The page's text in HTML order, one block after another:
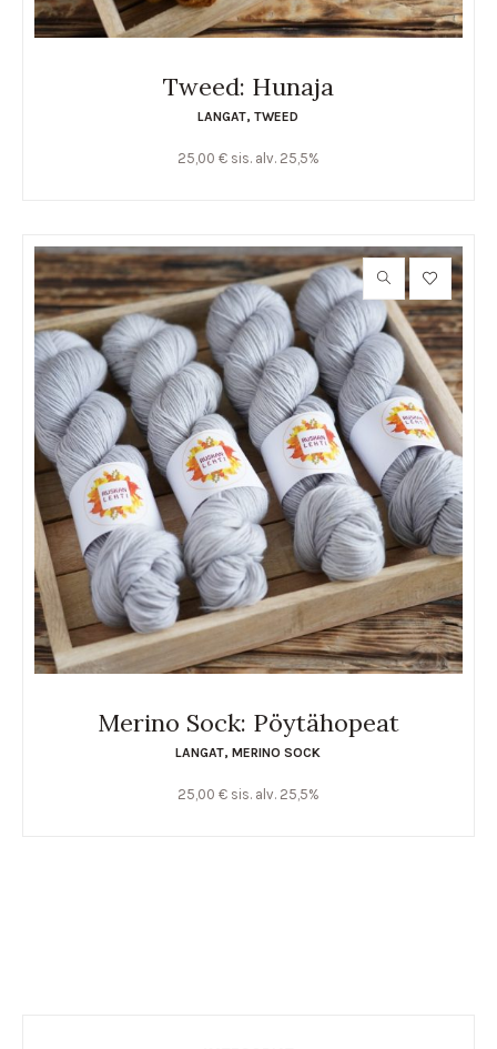
Tweed: Hunaja
LANGAT,TWEED
25,00 € sis. alv. 25,5%
Merino Sock: Pöytähopeat
LANGAT,MERINO SOCK
25,00 € sis. alv. 25,5%